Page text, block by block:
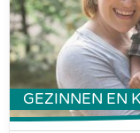
GEZINNEN EN